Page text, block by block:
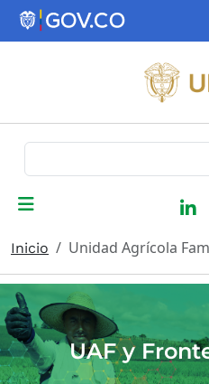
Pasar al contenido principal
Inicio Unidad Agrícola
UAF y